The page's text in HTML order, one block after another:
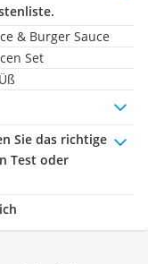
& Burger Sauce
Set
Sie das richtige
Test oder